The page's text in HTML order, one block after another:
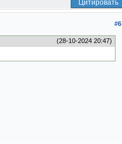
Цитировать
#6
(28-10-2024 20:47)